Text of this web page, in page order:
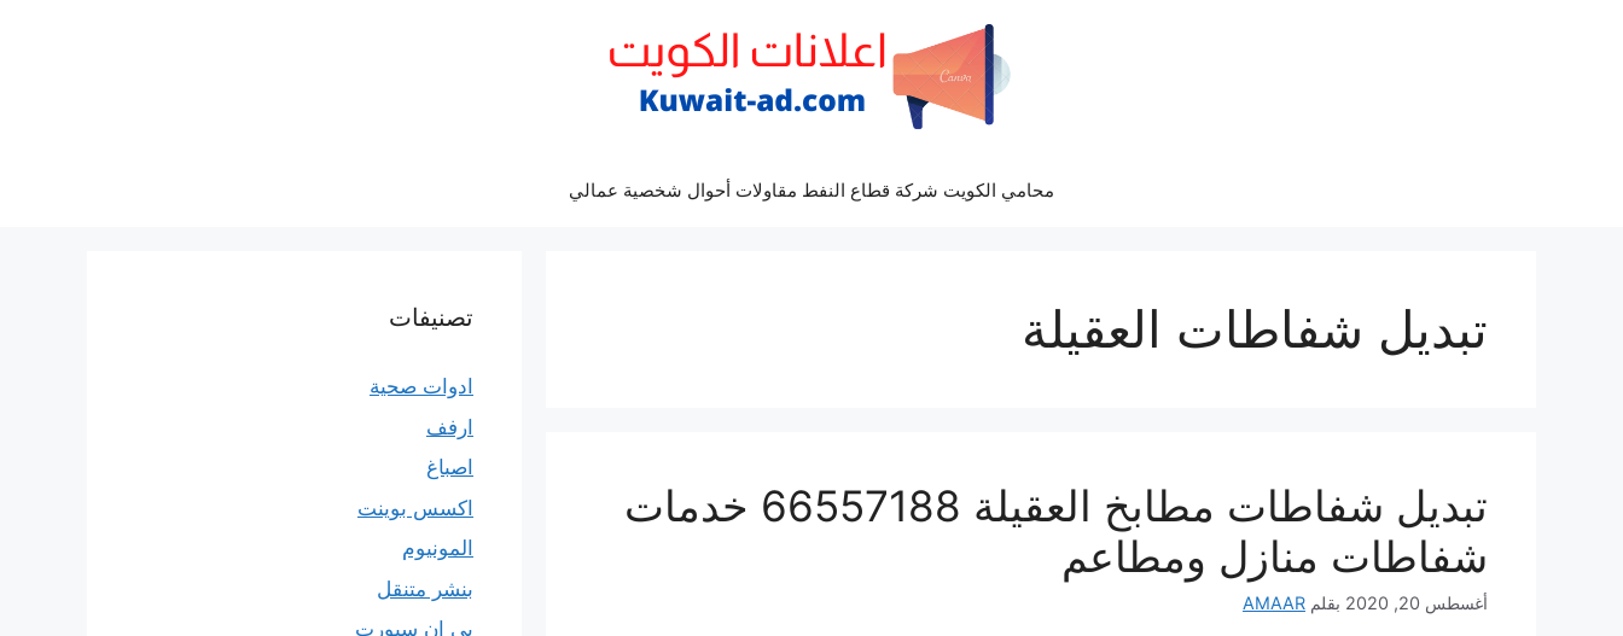
محامي الكويت شركة قطاع النفط مقاولات أحوال شخصية عمالي
تبديل شفاطات العقيلة
تبديل شفاطات مطابخ العقيلة 66557188 خدمات
شفاطات منازل ومطاعم
أغسطس 20, 2020 بقلم AMAAR
تصنيفات
ادوات صحية
ارفف
اصباغ
اكسس بوينت
المونيوم
بنشر متنقل
بي ان سبورت